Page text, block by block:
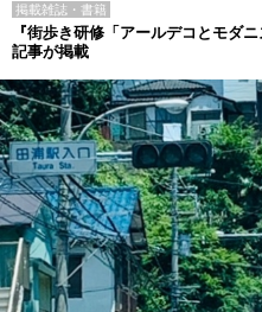
掲載雑誌・書籍
『街歩き研修「アールデコとモダ
記事が掲載